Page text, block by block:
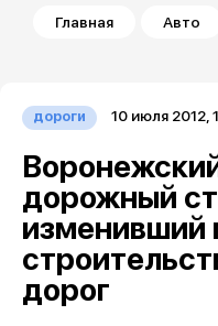
Строка
Главная Авто
дороги 10 июля 2012,
дорожный
изменивший
дорог